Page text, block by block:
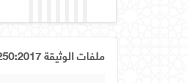
ملفات الوثيقة OS GSO IEC/TR 62899-250:2017